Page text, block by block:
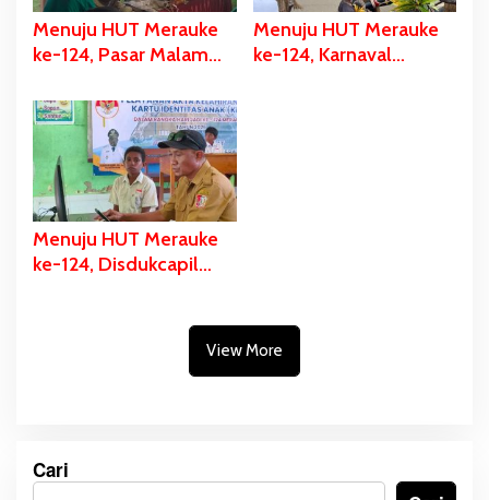
Menuju HUT Merauke
ke-124, Pasar Malam
Berpartisipasi Dalam
Bazar Kuliner
Menuju HUT Merauke
ke-124, Karnaval
Menuju HUT Merauke
ke-124, Disdukcapil
View More
Cari